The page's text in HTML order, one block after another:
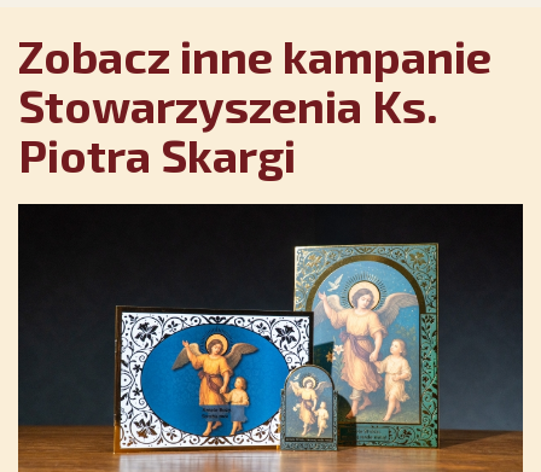
Zobacz inne kampanie
Stowarzyszenia Ks.
Piotra Skargi